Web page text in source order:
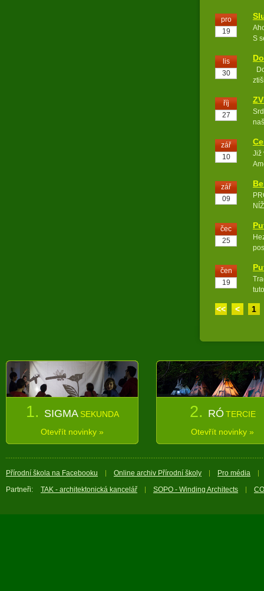
pro
19
S
lis
30
říj
27
zář
10
Již
zář
09
čec
25
čen
19
<< < 1
1. SIGMA SEKUNDA
Otevřít novinky »
2. RÓ TERCIE
Otevřít novinky »
Přírodní škola na Facebooku Online archiv Přírodní školy
Pro média
Partneři:
TAK - architektonická kancelář SOPO - Winding Architects